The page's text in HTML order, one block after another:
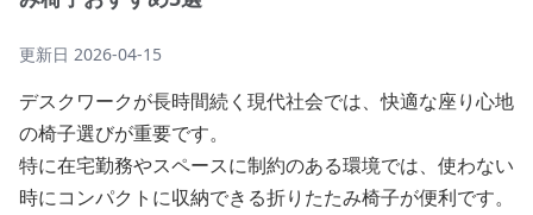
更新日 2026-04-15
デスクワークが長時間続く現代社会では、快適な座り心地
の椅子選びが重要です。
特に在宅勤務やスペースに制約のある環境では、使わない
時にコンパクトに収納できる折りたたみ椅子が便利です。